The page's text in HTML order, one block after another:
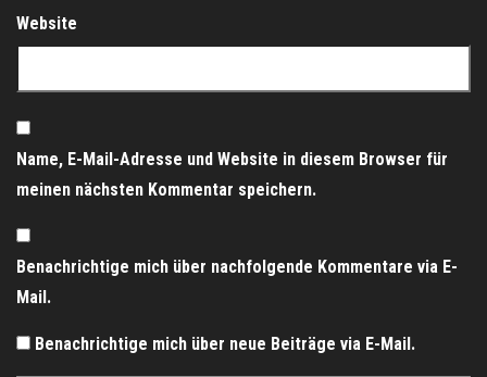
Website
Name, E-Mail-Adresse und Website in diesem Browser für
meinen nächsten Kommentar speichern.
Benachrichtige mich über nachfolgende Kommentare via E-
Mail.
Benachrichtige mich über neue Beiträge via E-Mail.